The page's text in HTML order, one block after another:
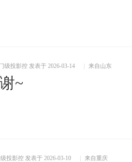
级投影控 发表于 2026-03-14 来自山东
~
投影控 发表于 2026-03-10 来自重庆